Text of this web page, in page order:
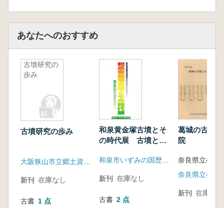
あなたへのおすすめ
古墳研究の
歩み
古墳研究の歩み
新刊 在庫なし
古書 1 点
和泉黄金塚古墳とそ
の時代展 古墳と首
新刊 在庫なし
古書 2 点
葛城の古墳
院
新刊 在庫なし